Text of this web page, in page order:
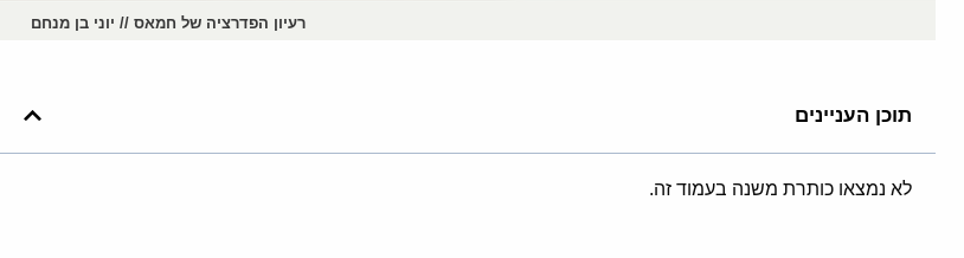
רעיון הפדרציה של חמאס // יוני בן מנחם
תוכן העניינים
לא נמצאו כותרת משנה בעמוד זה.